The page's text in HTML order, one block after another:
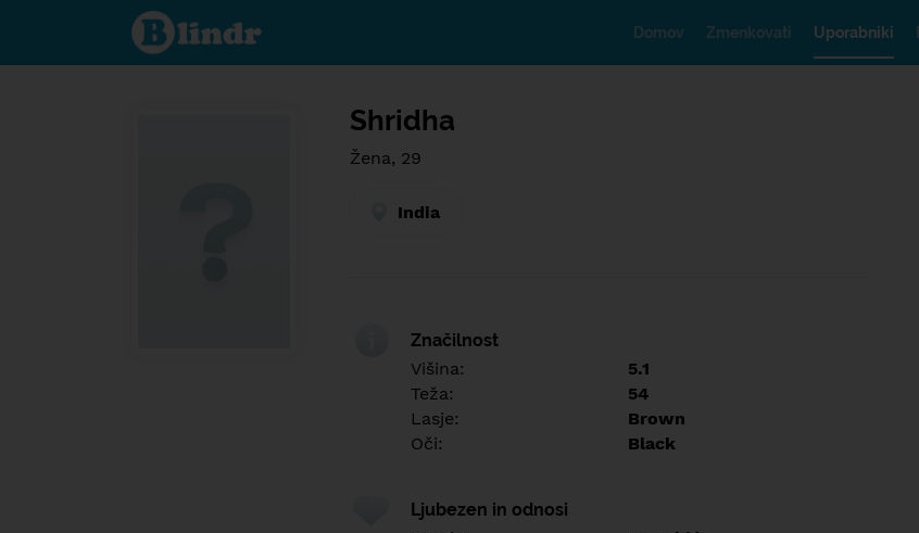
Find out
what's
under
Domov Zmenkovati Uporabniki
Shridha
Žena, 29
India
Značilnost
Višina:
5.1
Teža:
54
Lasje:
Brown
Oči:
Black
Ljubezen in odnosi